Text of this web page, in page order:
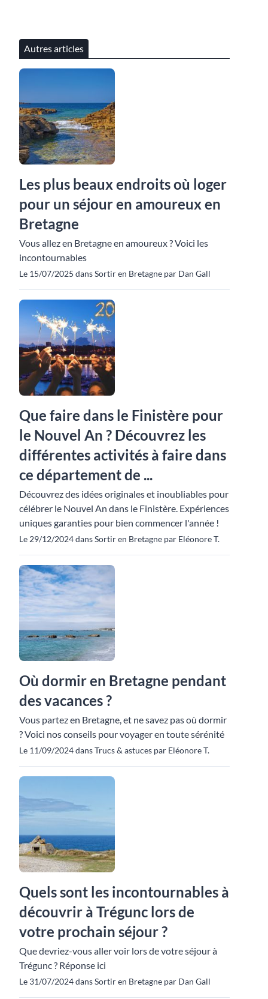
Autres articles
Les plus beaux endroits où loger
pour un séjour en amoureux en
Bretagne
Vous allez en Bretagne en amoureux ? Voici les
incontournables
Le 15/07/2025 dans Sortir en Bretagne par Dan Gall
Que faire dans le Finistère pour
le Nouvel An ? Découvrez les
différentes activités à faire dans
ce département de ...
Découvrez des idées originales et inoubliables pour
célébrer le Nouvel An dans le Finistère. Expériences
uniques garanties pour bien commencer l'année !
Le 29/12/2024 dans Sortir en Bretagne par Eléonore T.
Où dormir en Bretagne pendant
des vacances ?
Vous partez en Bretagne, et ne savez pas où dormir
? Voici nos conseils pour voyager en toute sérénité
Le 11/09/2024 dans Trucs & astuces par Eléonore T.
Quels sont les incontournables à
découvrir à Trégunc lors de
votre prochain séjour ?
Que devriez-vous aller voir lors de votre séjour à
Trégunc ? Réponse ici
Le 31/07/2024 dans Sortir en Bretagne par Dan Gall